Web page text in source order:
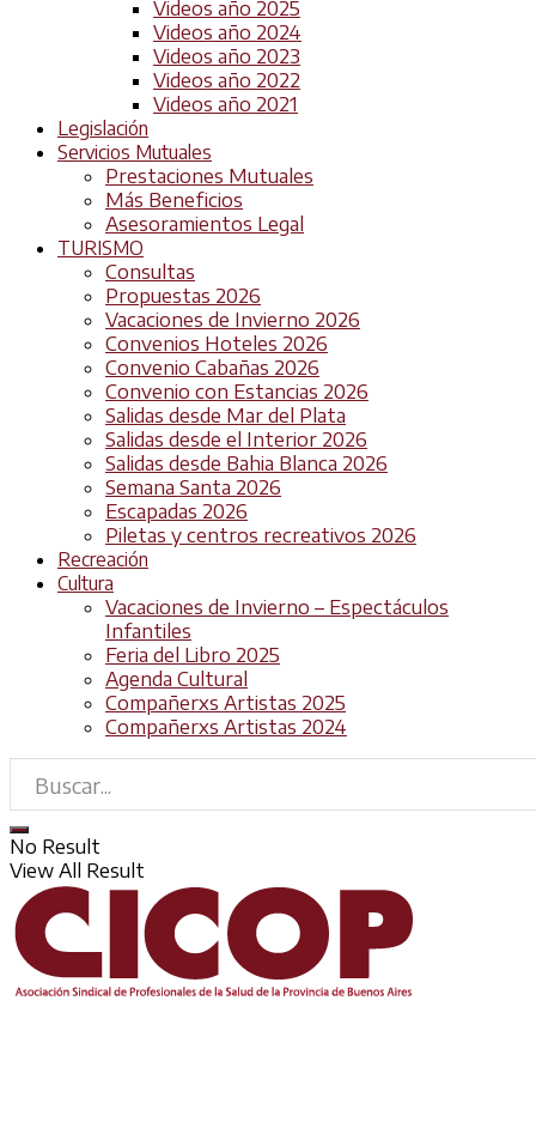
Videos año 2025
Videos año 2024
Videos año 2023
Videos año 2022
Videos año 2021
Legislación
Servicios Mutuales
Prestaciones Mutuales
Más Beneficios
Asesoramientos Legal
TURISMO
Consultas
Propuestas 2026
Vacaciones de Invierno 2026
Convenios Hoteles 2026
Convenio Cabañas 2026
Convenio con Estancias 2026
Salidas desde Mar del Plata
Salidas desde el Interior 2026
Salidas desde Bahia Blanca 2026
Semana Santa 2026
Escapadas 2026
Piletas y centros recreativos 2026
Recreación
Cultura
Vacaciones de Invierno – Espectáculos
Infantiles
Feria del Libro 2025
Agenda Cultural
Compañerxs Artistas 2025
Compañerxs Artistas 2024
No Result
View All Result